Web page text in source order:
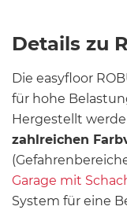
Details zu
Die easyfloor
für hohe
Hergestellt
zahlreichen
Garage mit
System für eine